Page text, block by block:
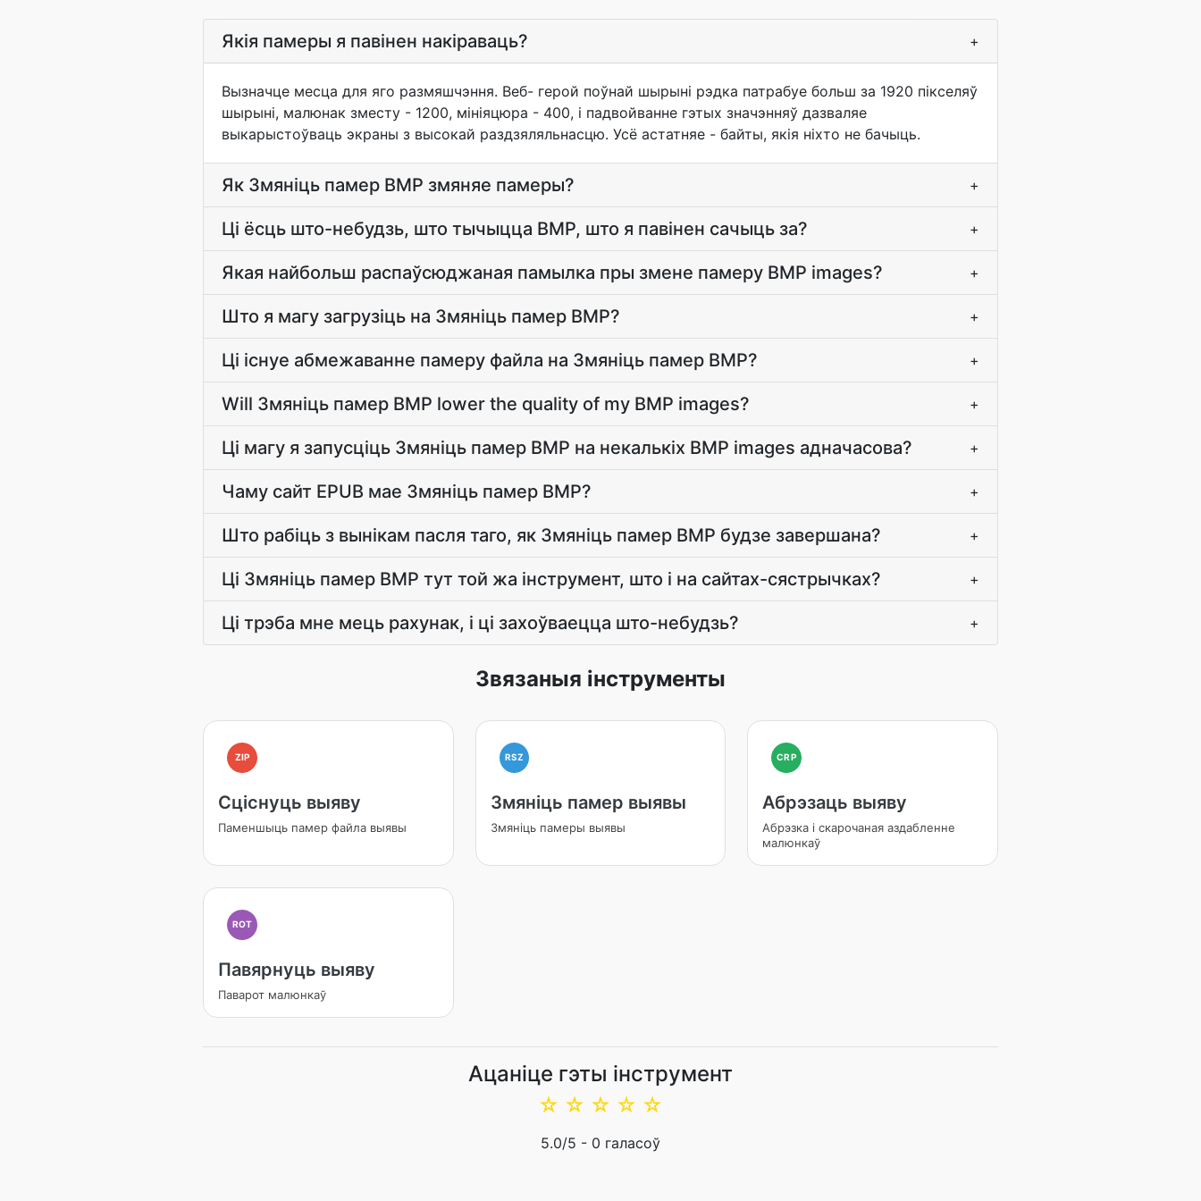
Якія памеры я павінен накіраваць? +
Вызначце месца для яго размяшчэння. Веб- герой поўнай шырыні рэдка патрабуе больш за 1920 пікселяў
шырыні, малюнак зместу - 1200, мініяцюра - 400, і падвойванне гэтых значэнняў дазваляе
выкарыстоўваць экраны з высокай раздзяляльнасцю. Усё астатняе - байты, якія ніхто не бачыць.
Як Змяніць памер BMP змяняе памеры? +
Ці ёсць што-небудзь, што тычыцца BMP, што я павінен сачыць за? +
Якая найбольш распаўсюджаная памылка пры змене памеру BMP images? +
Што я магу загрузіць на Змяніць памер BMP? +
Ці існуе абмежаванне памеру файла на Змяніць памер BMP? +
Will Змяніць памер BMP lower the quality of my BMP images? +
Ці магу я запусціць Змяніць памер BMP на некалькіх BMP images адначасова? +
Чаму сайт EPUB мае Змяніць памер BMP? +
Што рабіць з вынікам пасля таго, як Змяніць памер BMP будзе завершана? +
Ці Змяніць памер BMP тут той жа інструмент, што і на сайтах-сястрычках? +
Ці трэба мне мець рахунак, і ці захоўваецца што-небудзь? +
Звязаныя інструменты
ZIP
Сціснуць выяву
Паменшыць памер файла выявы
RSZ
Змяніць памер выявы
Змяніць памеры выявы
CRP
Абрэзаць выяву
Абрэзка і скарочаная аздабленне
малюнкаў
ROT
Павярнуць выяву
Паварот малюнкаў
Ацаніце гэты інструмент
☆
☆
☆
☆
☆
5.0/5 - 0 галасоў